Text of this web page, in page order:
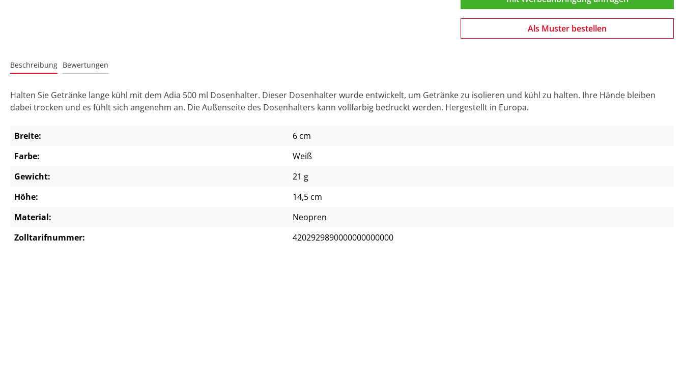
Als Muster bestellen
Beschreibung Bewertungen
Halten Sie Getränke lange kühl mit dem Adia 500 ml Dosenhalter. Dieser Dosenhalter wurde entwickelt, um Getränke zu isolieren und kühl zu halten. Ihre Hände bleiben
dabei trocken und es fühlt sich angenehm an. Die Außenseite des Dosenhalters kann vollfarbig bedruckt werden. Hergestellt in Europa.
Breite:
6 cm
Farbe:
Weiß
Gewicht:
21 g
Höhe:
14,5 cm
Material:
Neopren
Zolltarifnummer:
4202929890000000000000